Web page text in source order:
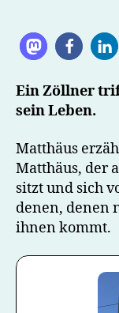
Ein Zöllner
sein Leben.
Matthäus
Matthäus, der
sitzt und sich
denen, denen
ihnen kommt.